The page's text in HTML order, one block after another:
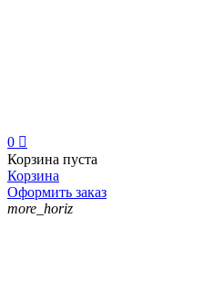
0 
Корзина пуста
Корзина
Оформить заказ
more_horiz